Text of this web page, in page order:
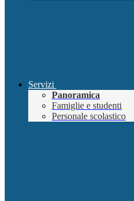
Servizi
Panoramica
Famiglie e studenti
Personale scolastico